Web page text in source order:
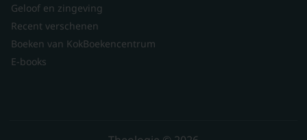
Geloof en zingeving
Recent verschenen
Boeken van KokBoekencentrum
E-books